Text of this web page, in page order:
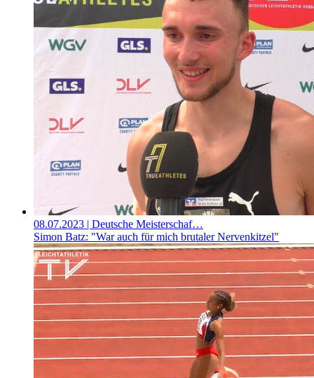
08.07.2023 | Deutsche Meisterschaf…
Simon Batz: "War auch für mich brutaler Nervenkitzel"